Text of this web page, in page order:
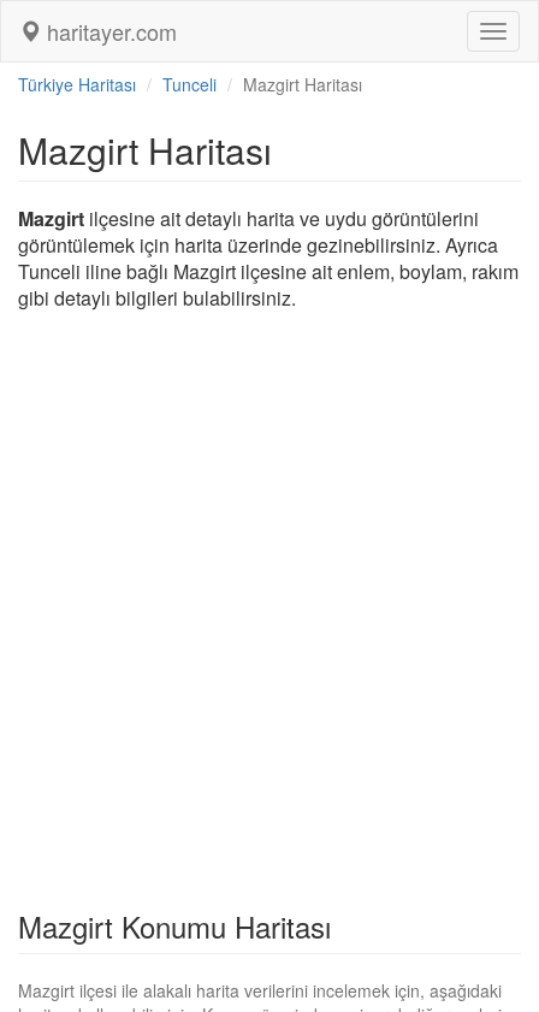
haritayer.com
Türkiye Haritası Tunceli Mazgirt Haritası
Mazgirt Haritası
Mazgirt ilçesine ait detaylı harita ve uydu görüntülerini
görüntülemek için harita üzerinde gezinebilirsiniz. Ayrıca
Tunceli iline bağlı Mazgirt ilçesine ait enlem, boylam, rakım
gibi detaylı bilgileri bulabilirsiniz.
Mazgirt Konumu Haritası
Mazgirt ilçesi ile alakalı harita verilerini incelemek için, aşağıdaki